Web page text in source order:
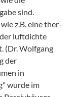
sind.
z.B. eine ther-
luftdichte
(Dr. Wolfgang
der
in
wurde im